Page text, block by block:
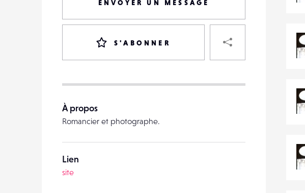
ENVOYER UN MESSAGE
S'ABONNER
DESTINATAIRE
À propos
Romancier et photographe.
Lien
site